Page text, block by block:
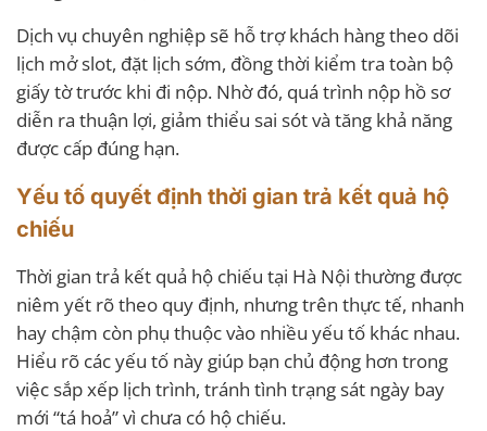
Dịch vụ chuyên nghiệp sẽ hỗ trợ khách hàng theo dõi
lịch mở slot, đặt lịch sớm, đồng thời kiểm tra toàn bộ
giấy tờ trước khi đi nộp. Nhờ đó, quá trình nộp hồ sơ
diễn ra thuận lợi, giảm thiểu sai sót và tăng khả năng
được cấp đúng hạn.
Yếu tố quyết định thời gian trả kết quả hộ
chiếu
Thời gian trả kết quả hộ chiếu tại Hà Nội thường được
niêm yết rõ theo quy định, nhưng trên thực tế, nhanh
hay chậm còn phụ thuộc vào nhiều yếu tố khác nhau.
Hiểu rõ các yếu tố này giúp bạn chủ động hơn trong
việc sắp xếp lịch trình, tránh tình trạng sát ngày bay
mới “tá hoả” vì chưa có hộ chiếu.